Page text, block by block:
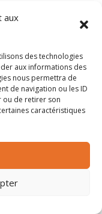
aux
des technologies
aux informations des
nous permettra de
de navigation ou les ID
ou de retirer son
caractéristiques